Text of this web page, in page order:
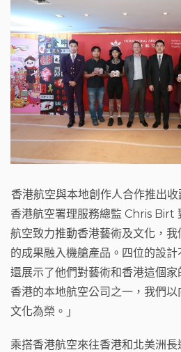
香港航空與本地創作人合作推出
香港航空署理服務總監 Chris Birt
航空致力推動香港藝術及文化，
的成果融入機艙產品。四位的設
還展示了他們對藝術和香港這個
香港的本地航空公司之一，我們
文化為榮。」
乘搭香港航空來往香港和北美洲